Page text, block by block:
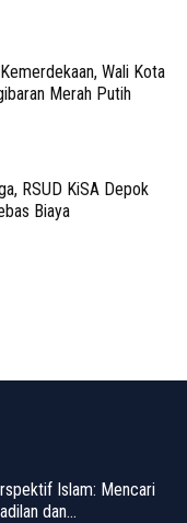
Wali Kota
Merah Putih
RSUD KiSA Depok
Biaya
Islam: Mencari
dan...